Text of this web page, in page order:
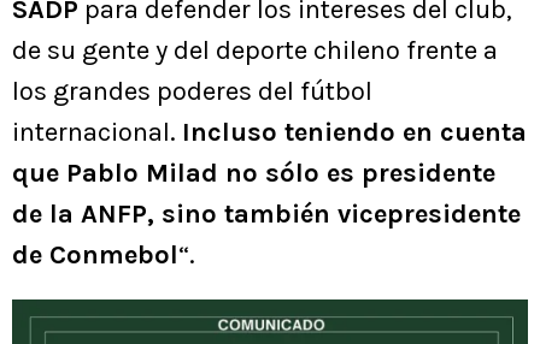
SADP para defender los intereses del club,
de su gente y del deporte chileno frente a
los grandes poderes del fútbol
internacional. Incluso teniendo en cuenta
que Pablo Milad no sólo es presidente
de la ANFP, sino también vicepresidente
de Conmebol“.